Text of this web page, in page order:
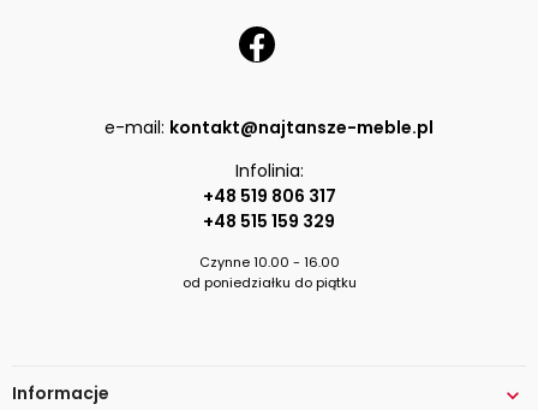
e-mail: kontakt@najtansze-meble.pl
Infolinia:
+48 519 806 317
+48 515 159 329
Czynne 10.00 - 16.00
od poniedziałku do piątku
Informacje 